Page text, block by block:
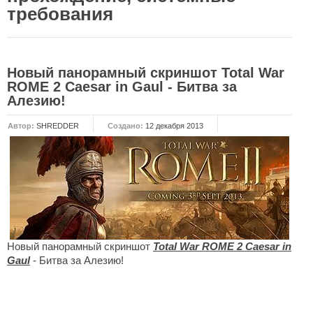
НОВОСТИ
Новости Total War: WARHAMMER
Новости Total War: Attila
Новости Total War: Rome 2
ОБЩИЕ СТАТЬИ
ФОРУМ
МОДЫ
Моддинг ROME 2
Моддинг Empire
Моддинг Shogun 2
требования
Новый панорамный скриншот Total War
ROME 2 Caesar in Gaul - Битва за
Алезию!
Автор: SHREDDER Создано: 12 декабря 2013
Новый панорамный скриншот Total War ROME 2 Caesar in
Gaul- Битва за Алезию!